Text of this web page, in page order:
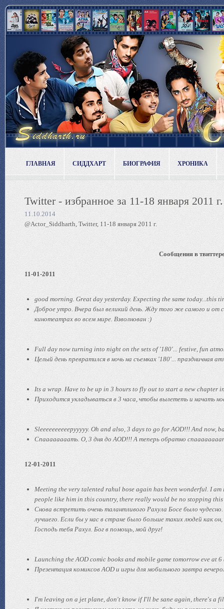
ГЛАВНАЯ СИДДХАРТ БИОГРАФИЯ ХРОНИКА
Twitter - избранное за 11-18 января 2011 г.
11.10.2014
@Actor_Siddharth, Twitter, 11-18 января 2011 г.
Сообщения в
11-01-2011
good morning. Great day yesterday. Expecting the same
Доброе утро. Вчера был великий день. Жду того же самого и от
кинотеатрах во всем мире. Взволнован :)
Full day now turning into night on the sets of '180'... festive, fun
Целый день превратился в ночь на съемках '180'... праздничная
Its a wrap. Have to be up in 3 hours to fly out to start a new chapter
Приходится укладываться в 3 часа, чтобы вылететь и начать
Sleeeeeeeeeepyyyyy. Oh and also, 3 days to go for AOD!!! And now,
Спаааааааать. О, 3 дня до AOD!!! А теперь обратно
12-01-2011
Meeting the very talented rahul bose again has been wonderful. I
people like him in this country, there really would be no stopping
Снова встретить очень талантливого Рахула Босе было
лучшего. Если бы у нас в стране было больше таких людей как
Господь тебя Рахул. Бог в помощь, мой друг!
Launching the AOD comic books and mobile game tomorrow eve at
Презентация комиксов AOD и игры для мобильного завтра
I'm leaving on a jet plane, don't know if I'll be sane again, there's a